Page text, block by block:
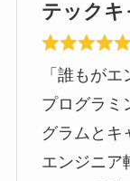
テック
「誰もが
プログラミ
グラムとキ
エンジニア